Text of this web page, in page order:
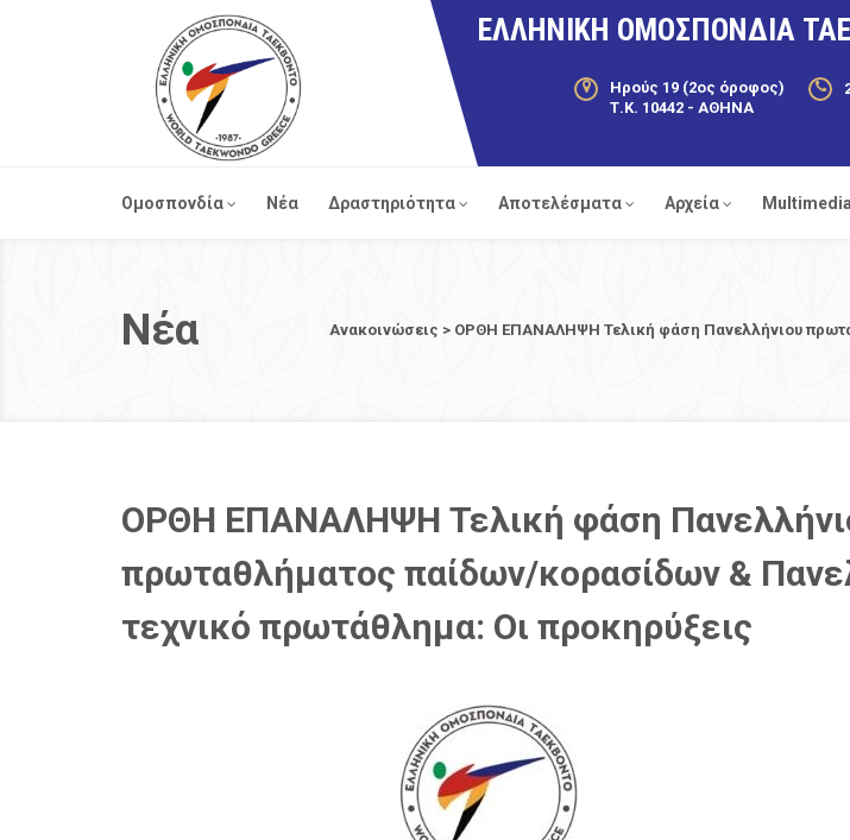
ΕΛΛΗΝΙΚΗ ΟΜΟΣΠΟΝΔΙΑ
Ηρούς 19 (2ος όροφος)
Τ.Κ. 10442 - ΑΘΗΝΑ
Ομοσπονδία Νέα Δραστηριότητα Αποτελέσματα Αρχεία Multimedia
Ανακοινώσεις > ΟΡΘΗ ΕΠΑΝΑΛΗΨΗ Τελική φάση Πανελλήνιου
Νέα
ΟΡΘΗ ΕΠΑΝΑΛΗΨΗ Τελική φάση
πρωταθλήματος παίδων/κορασίδων &
τεχνικό πρωτάθλημα: Οι προκηρύξεις